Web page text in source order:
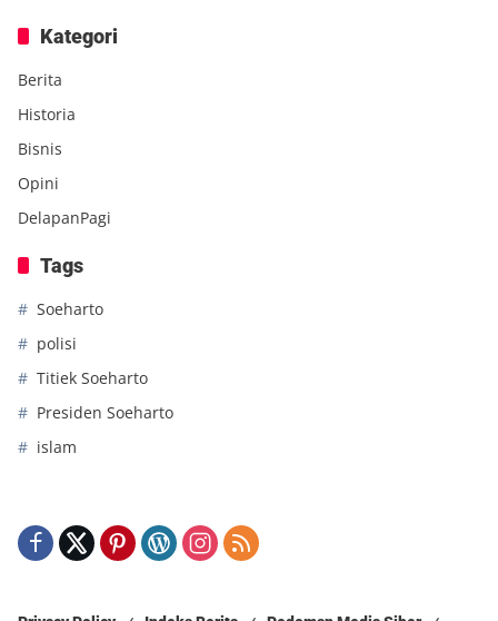
Kategori
Berita
Historia
Bisnis
Opini
DelapanPagi
Tags
Soeharto
polisi
Titiek Soeharto
Presiden Soeharto
islam